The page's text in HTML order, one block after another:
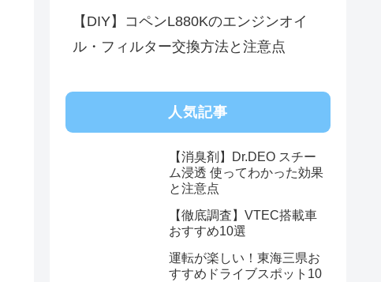
【DIY】コペンL880Kのエンジンオイ
ル・フィルター交換方法と注意点
人気記事
【消臭剤】Dr.DEO スチー
ム浸透 使ってわかった効果
と注意点
【徹底調査】VTEC搭載車
おすすめ10選
運転が楽しい！東海三県お
すすめドライブスポット10